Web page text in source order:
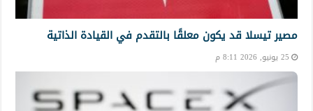
مصير تيسلا قد يكون معلقًا بالتقدم في القيادة الذاتية
25 يونيو, 2026 8:11 م